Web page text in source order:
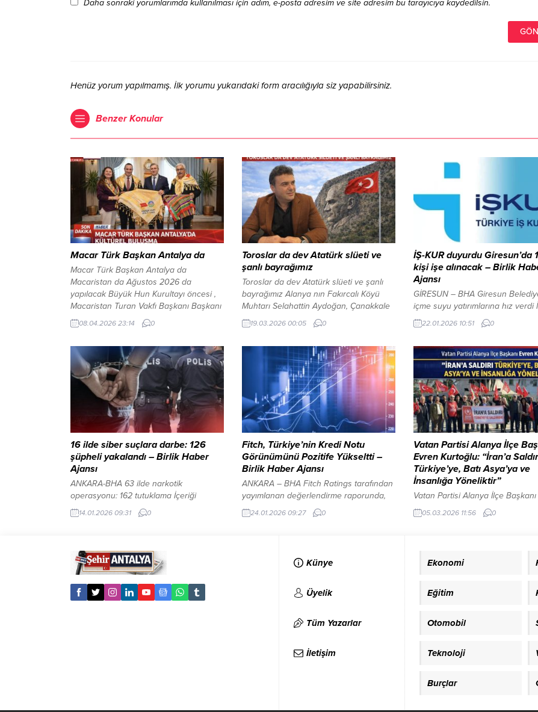
Daha sonraki yorumlarımda kullanılması için adım, e-posta adresim ve site adresim bu tarayıcıya kaydedilsin.
Henüz yorum yapılmamış. İlk yorumu yukarıdaki form aracılığıyla siz yapabilirsiniz.
Benzer Konular
Macar Türk Başkan Antalya da
Macar Türk Başkan Antalya da
Macaristan da Ağustos 2026 da
yapılacak Büyük Hun Kurultayı öncesi ,
Macaristan Turan Vakfı Başkanı Başkanı
Andras Biro , Yörük Türkmen Vakfı İl
Başkanlığının misafiri olarak Antalya ya
sahipliği yapan Yörük Türkmen Vakfı
Antalya İl Baskanı Mustafa Tombul şu...
08.04.2026 23:14 0
Toroslar da dev Atatürk slüeti ve
şanlı bayrağımız
Toroslar da dev Atatürk slüeti ve şanlı
bayrağımız Alanya nın Fakırcalı Köyü
Muhtarı Selahattin Aydoğan, Çanakkale
Zaferinin yıl 109 . dönümü günü,
Torosların zirvesinde, köye ve bölgeye
Atatürk slüeti ve dev Türk Bayrağı dikti.
Atatürk’ün değişmez kırmızı çizgisi ve
vazgeçilmezi olduğunu ifade eden
Muhtar...
19.03.2026 00:05 0
İŞ-KUR duyurdu Giresun’da
kişi işe alınacak – Birlik
Ajansı
GİRESUN – BHA Giresun
içme suyu yatırımlarına hız verdi
Görüntüle YAZI ARASI REKLAM
Giresun Çalışma ve İş Kurumu İl
bildirdi. İŞKUR Giresun İl
yapılan açıklamada, İŞKUR
Giresun İl Müftülüğünde 2 Şubat
Kasım tarihleri arasında bakım,
ve temizlik...
22.01.2026 10:51 0
16 ilde siber suçlara darbe: 126
şüpheli yakalandı – Birlik Haber
Ajansı
ANKARA-BHA 63 ilde narkotik
operasyonu: 162 tutuklama İçeriği
Görüntüle YAZI ARASI REKLAM ALANI
Bakan Yerlikaya, sosyal medya
Müdürlüğü Siber Suçlarla Mücadele
Daire Başkanlığı ile Mali Suçları
koordinasyonunda, il emniyet
müdürlüklerine bağlı siber suçlarla
14.01.2026 09:31 0
Fitch, Türkiye’nin Kredi Notu
Görünümünü Pozitife Yükseltti –
Birlik Haber Ajansı
ANKARA – BHA Fitch Ratings tarafından
yayımlanan değerlendirme raporunda,
görünümde yapılan yukarı yönlü
revizyonun, Eylül 2024’teki not
rezervlerinde beklentilerin üzerinde
yaşanan artışa ve dış kırılganlıklardaki
ilave azalmaya dayandığı belirtildi.
Açıklamada, rezervlerin kalitesindeki
iyileşme, döviz cinsi koşullu
yükümlülüklerin azalması, görece sıkı
makroekonomik politikaların
sürdürülmesi ve belirgin...
24.01.2026 09:27 0
Vatan Partisi Alanya İlçe
Evren Kurtoğlu: “İran’a
Türkiye’ye, Batı Asya’ya ve
İnsanlığa Yöneliktir”
Vatan Partisi Alanya İlçe
Kurtoğlu: “İran’a Saldırı Türkiye’ye,
Asya’ya ve İnsanlığa Yöneliktir”
basın açıklaması yaptı. Kurtoğlu,
hedef almadığını, Türkiye’nin
05.03.2026 11:56 0
Künye
Üyelik
Tüm Yazarlar
İletişim
Ekonomi
Eğitim
Otomobil
Teknoloji
Burçlar